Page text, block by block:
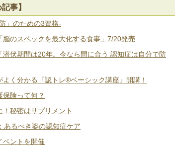
事】
」のための3資格-
のスペックを最大化する食事」7/20発売
伏期間は20年。今なら間に合う 認知症は自分で防
く分かる『認トレ®️ベーシック講座』開講！
険って何？
秘密はサプリメント
あるべき姿の認知症ケア
ベントを開催